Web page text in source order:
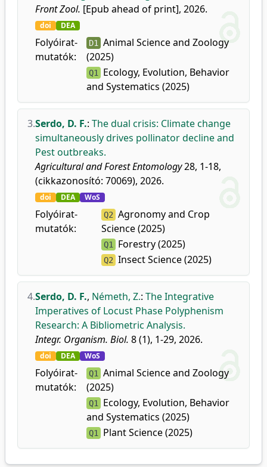
Front Zool. [Epub ahead of print], 2026.
doi DEA
Folyóirat-
mutatók:
D1
Animal Science and Zoology
(2025)
Q1
Ecology, Evolution, Behavior
and Systematics (2025)
3.Serdo, D. F.: The dual crisis: Climate change
simultaneously drives pollinator decline and
Pest outbreaks.
Agricultural and Forest Entomology28, 1-18,
(cikkazonosító: 70069), 2026.
doi DEA WoS
Folyóirat-
mutatók:
Q2 Agronomy and Crop
Science (2025)
Q1 Forestry (2025)
Q2 Insect Science (2025)
4.Serdo, D. F., Németh, Z.: The Integrative
Imperatives of Locust Phase Polyphenism
Research: A Bibliometric Analysis.
Integr. Organism. Biol. 8 (1), 1-29, 2026.
doi DEA WoS
Folyóirat-
mutatók:
Q1
Animal Science and Zoology
(2025)
Q1
Ecology, Evolution, Behavior
and Systematics (2025)
Q1 Plant Science (2025)